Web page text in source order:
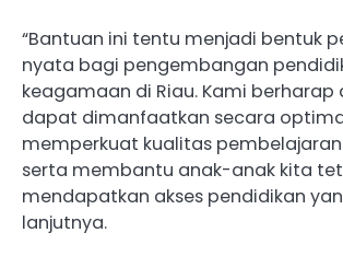
“Bantuan ini tentu menjadi bentuk
nyata bagi pengembangan
keagamaan di Riau. Kami berharap
dapat dimanfaatkan secara
memperkuat kualitas
serta membantu anak-anak kita
mendapatkan akses pendidikan
lanjutnya.